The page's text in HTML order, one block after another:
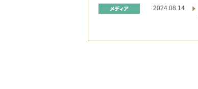
2024.08.14